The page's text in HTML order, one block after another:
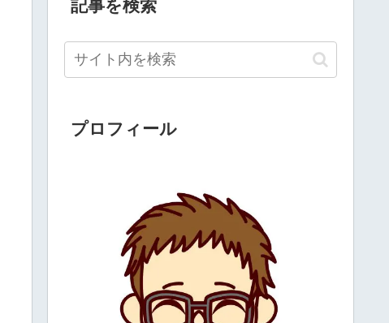
記事を検索
プロフィール